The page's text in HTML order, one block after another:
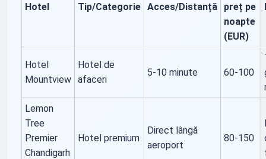
Hotel Tip/Categorie Acces/Distanță
preț pe
noapte
(EUR)
Hotel
Mountview
Hotel de
afaceri
5-10 minute 60-100
Lemon
Tree
Premier
Chandigarh
Hotel premium
Direct lângă
aeroport
80-150